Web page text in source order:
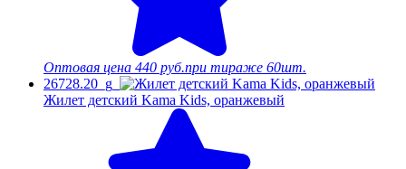
Оптовая цена 440 руб.при тираже 60шт.
26728.20_g
Жилет детский Kama Kids, оранжевый